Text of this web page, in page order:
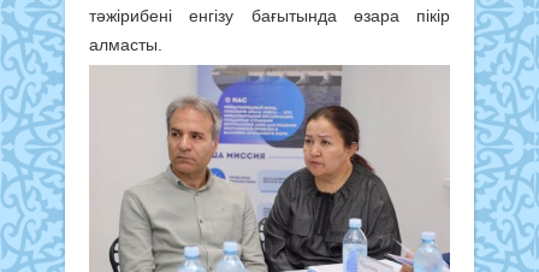
тәжірибені енгізу бағытында өзара пікір
алмасты.